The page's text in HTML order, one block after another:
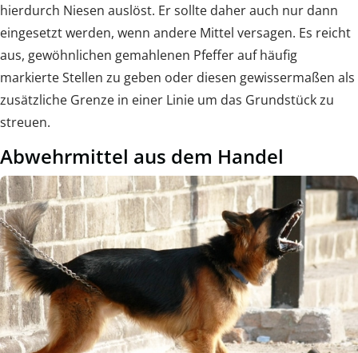
hierdurch Niesen auslöst. Er sollte daher auch nur dann
eingesetzt werden, wenn andere Mittel versagen. Es reicht
aus, gewöhnlichen gemahlenen Pfeffer auf häufig
markierte Stellen zu geben oder diesen gewissermaßen als
zusätzliche Grenze in einer Linie um das Grundstück zu
streuen.
Abwehrmittel aus dem Handel